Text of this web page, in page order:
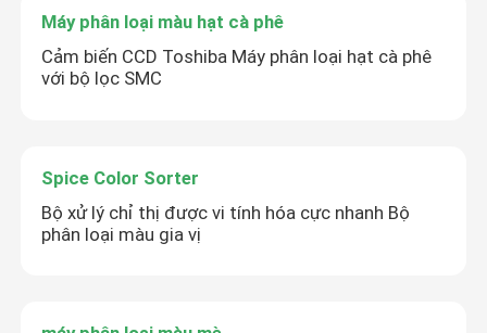
Máy phân loại màu hạt cà phê
Cảm biến CCD Toshiba Máy phân loại hạt cà phê
với bộ lọc SMC
Spice Color Sorter
Bộ xử lý chỉ thị được vi tính hóa cực nhanh Bộ
phân loại màu gia vị